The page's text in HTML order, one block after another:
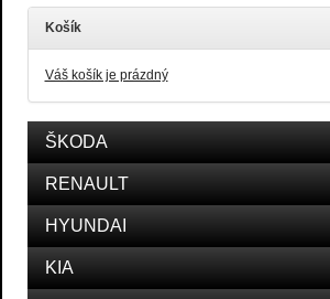
Košík
Váš košík je prázdný
ŠKODA
RENAULT
HYUNDAI
KIA